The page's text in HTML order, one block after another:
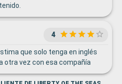
4
que solo tenga en inglés
otra vez con esa compañía